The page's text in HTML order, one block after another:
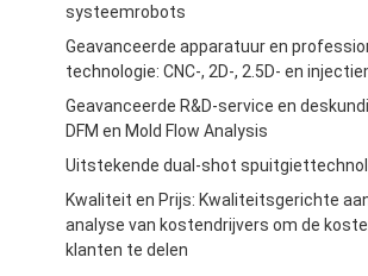
oem injectie het vormen
tussenvoegselinjectie het vormen
Elektronikainjectie het Vormen
Siliconeinjectie het Vormen
systeemrobots
Geavanceerde apparatuur en
technologie: CNC-, 2D-, 2.5D- en
Geavanceerde R&D-service en
DFM en Mold Flow Analysis
Uitstekende dual-shot
Kwaliteit en Prijs: Kwaliteitsgerichte
analyse van kostendrijvers om de
klanten te delen